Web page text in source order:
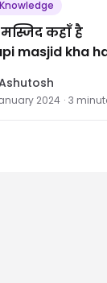
मस्जिद कहाँ है
masjid kha
2024 · 3